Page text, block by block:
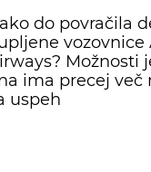
do povračila
vozovnice
Možnosti
ima precej več
uspeh